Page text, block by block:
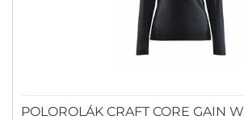
POLOROLÁK CRAFT CORE GAIN W